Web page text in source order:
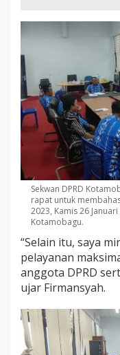
Sekwan DPRD
rapat untuk
2023, Kamis 26
Kotamobagu.
“Selain itu, saya
pelayanan
anggota DPRD
ujar Firmansyah.